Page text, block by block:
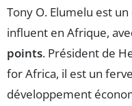
Tony O. Elumelu est
influent en Afrique,
points. Président de
for Africa, il est un
développement